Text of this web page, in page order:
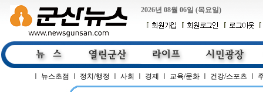
2026년 08월 06일 (목요일)
뉴스초점 정치/행정 사회 경제 교육/문화 건강/스포츠